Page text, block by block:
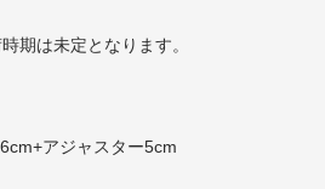
期は未定となります。
アジャスター5cm